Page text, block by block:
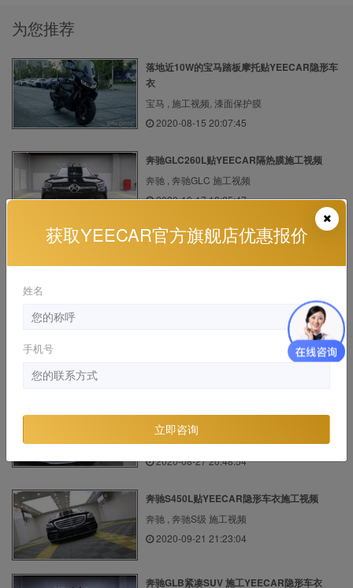
为您推荐
落地近10W的宝马踏板摩托贴YEECAR隐形车
衣
宝马 , 施工视频, 漆面保护膜
2020-08-15 20:07:45
奔驰GLC260L贴YEECAR隔热膜施工视频
奔驰 , 奔驰GLC 施工视频
2020-10-17 18:25:47
坦克300选什么样的隐形车衣好？
长城 , 坦克300 施工视频
奔驰施贴YEECAR车衣施工效果展示
更强!
奥迪 , 进口奥迪A7 施工视频
2020-08-27 20:48:54
奔驰S450L贴YEECAR隐形车衣施工视频
奔驰 , 奔驰S级 施工视频
2020-09-21 21:23:04
奔驰GLB紧凑SUV 施工YEECAR隐形车衣
获取YEECAR官方旗舰店优惠报价
姓名
手机号
立即咨询